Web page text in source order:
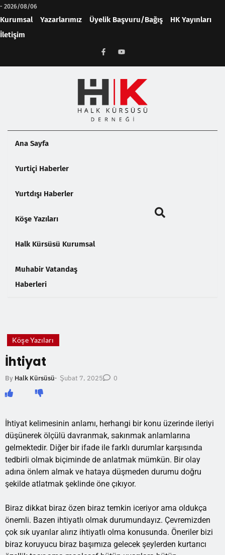
- 2026/08/06
Kurumsal Yazarlarımız Üyelik Başvuru/Bağış
HK Yayınları
İletişim
Ana Sayfa
Yurtiçi Haberler
Yurtdışı Haberler
Köşe Yazıları
Halk Kürsüsü Kurumsal
Muhabir Vatandaş
Haberleri
Köşe Yazıları
İhtiyat
By Halk Kürsüsü- Şubat 7, 2025 0
İhtiyat kelimesinin anlamı, herhangi bir konu üzerinde ileriyi
düşünerek ölçülü davranmak, sakınmak anlamlarına
gelmektedir. Diğer bir ifade ile farklı durumlar karşısında
tedbirli olmak biçiminde de anlatmak mümkün. Bir olay
adına önlem almak ve hataya düşmeden durumu doğru
şekilde atlatmak şeklinde öne çıkıyor.
Biraz dikkat biraz özen biraz temkin iceriyor ama oldukça
önemli. Bazen ihtiyatlı olmak durumundayız. Çevremizden
çok sık uyarılar alırız ihtiyatlı olma konusunda. Öneriler bizi
biraz koruyucu biraz başımıza gelecek şeylerden kurtarıcı